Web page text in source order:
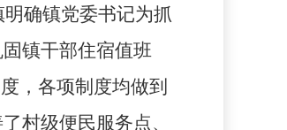
明确镇党委书记为抓
镇干部住宿值班
，各项制度均做到
村级便民服务点、